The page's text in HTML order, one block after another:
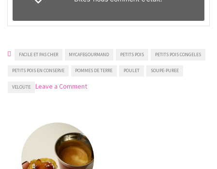
FACILE ET PAS CHER MYCAFEGOURMAND PETITS POIS PETITS POIS CONGELES
PETITS POIS EN CONSERVE POMMES DE TERRE POULET SOUPE-PUREE
VELOUTE Leave a Commenton